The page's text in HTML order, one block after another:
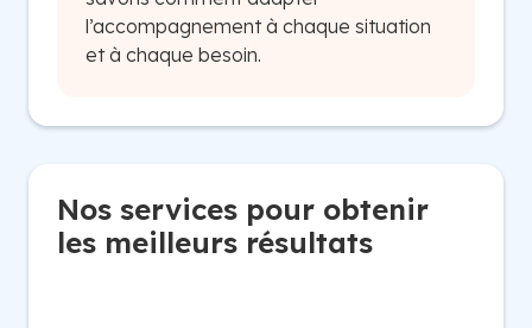
l’accompagnement à chaque situation
et à chaque besoin.
Nos services pour obtenir
les meilleurs résultats